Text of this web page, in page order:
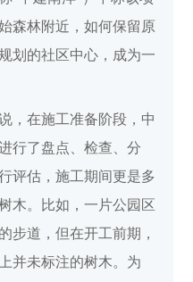
森林附近，如何保留原
划的社区中心，成为一
，在施工准备阶段，中
行了盘点、检查、分
评估，施工期间更是多
木。比如，一片公园区
步道，但在开工前期，
并未标注的树木。为